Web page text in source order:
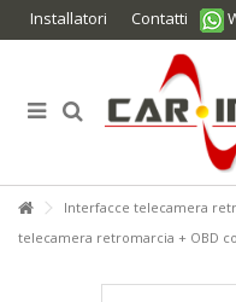
Installatori Contatti
Interfacce telecamera
telecamera retromarcia + OBD